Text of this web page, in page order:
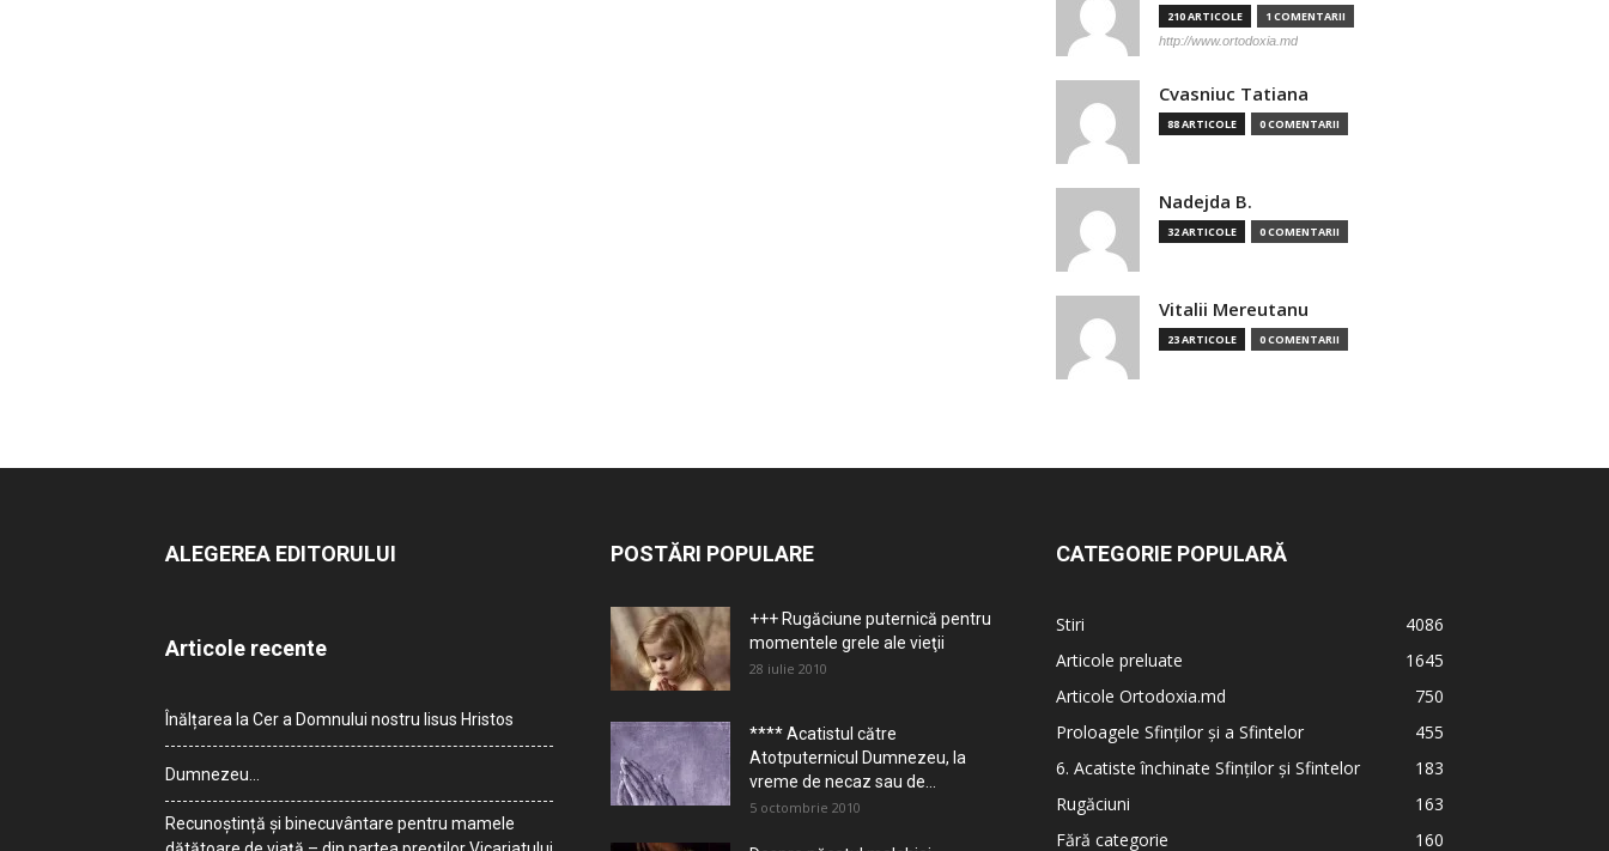
210 ARTICOLE 1 COMENTARII
http://www.ortodoxia.md
Cvasniuc Tatiana
88 ARTICOLE 0 COMENTARII
Nadejda B.
32 ARTICOLE 0 COMENTARII
Vitalii Mereutanu
23 ARTICOLE 0 COMENTARII
ALEGEREA EDITORULUI
Articole recente
Înălțarea la Cer a Domnului nostru Iisus Hristos
Dumnezeu…
Recunoștință și binecuvântare pentru mamele
POSTĂRI POPULARE
+++ Rugăciune puternică pentru
momentele grele ale vieţii
28 iulie 2010
**** Acatistul către
Atotputernicul Dumnezeu, la
vreme de necaz sau de...
5 octombrie 2010
CATEGORIE POPULARĂ
Stiri
4086
Articole preluate
1645
Articole Ortodoxia.md
750
Proloagele Sfinților și a Sfintelor
455
6. Acatiste închinate Sfinților și Sfintelor
183
Rugăciuni
163
Fără categorie
160